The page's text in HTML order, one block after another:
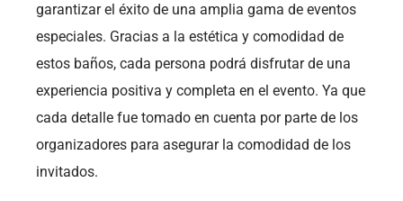
garantizar el éxito de una amplia gama de eventos
especiales. Gracias a la estética y comodidad de
estos baños, cada persona podrá disfrutar de una
experiencia positiva y completa en el evento. Ya que
cada detalle fue tomado en cuenta por parte de los
organizadores para asegurar la comodidad de los
invitados.